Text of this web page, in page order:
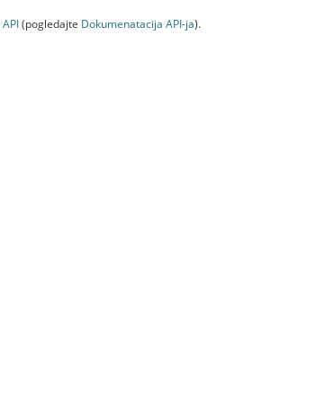
API(pogledajte Dokumenаtаcijа API-jа).